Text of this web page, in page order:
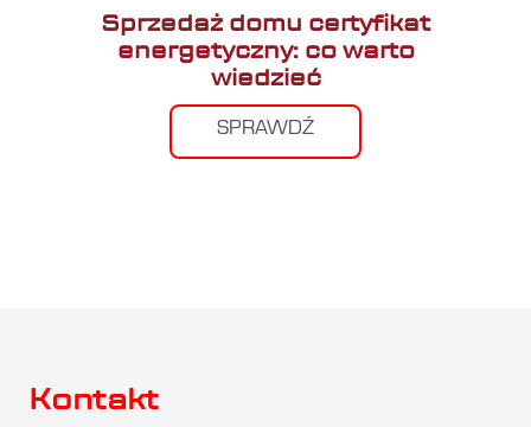
Sprzedaż domu certyfikat
energetyczny: co warto
wiedzieć
SPRAWDŹ
Kontakt